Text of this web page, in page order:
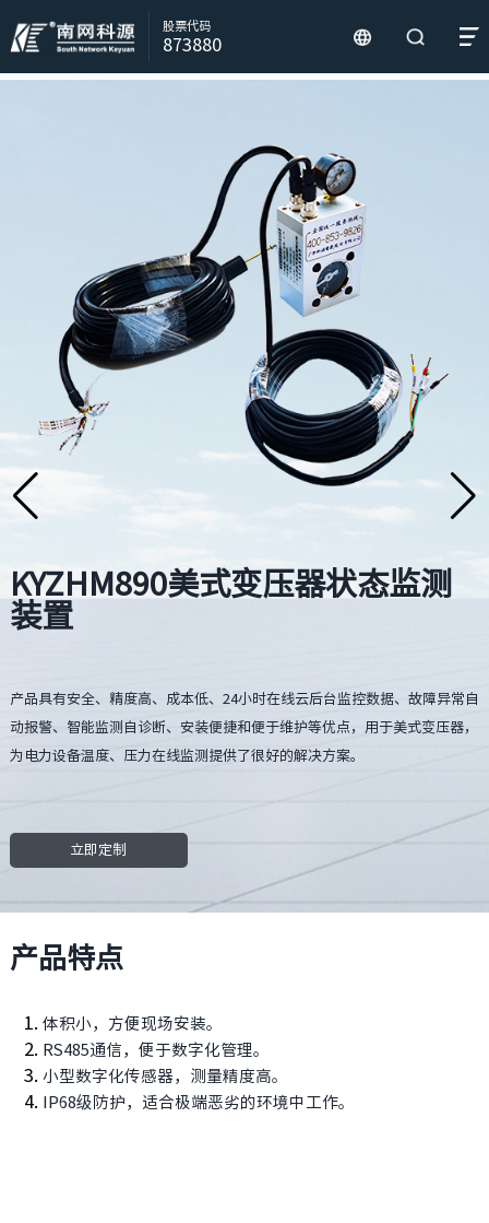
股票代码
873880
KYZHM890美式变压器状态监测
装置
产品具有安全、精度高、成本低、24小时在线云后台监控数据、故障异常自
动报警、智能监测自诊断、安装便捷和便于维护等优点，用于美式变压器，
为电力设备温度、压力在线监测提供了很好的解决方案。
立即定制
产品特点
体积小，方便现场安装。
RS485通信，便于数字化管理。
小型数字化传感器，测量精度高。
IP68级防护，适合极端恶劣的环境中工作。